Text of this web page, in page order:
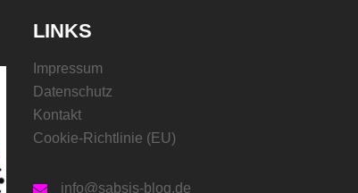
LINKS
Impressum
Datenschutz
Kontakt
Cookie-Richtlinie (EU)
info@sabsis-blog.de